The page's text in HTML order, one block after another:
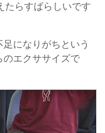
たらすばらしいです
になりがちという
エクササイズで